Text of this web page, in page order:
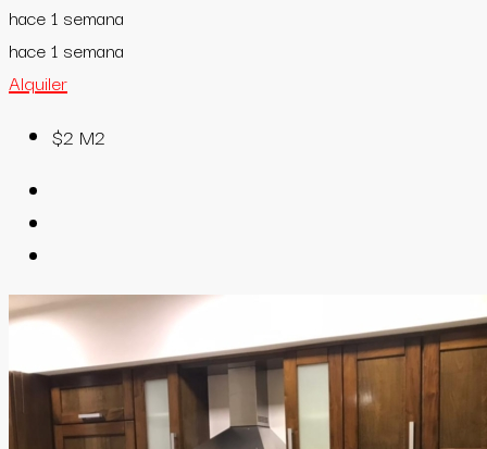
hace 1 semana
hace 1 semana
Alquiler
$2 M2